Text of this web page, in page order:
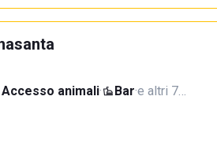
Accesso animali· Bar·e altri 7…